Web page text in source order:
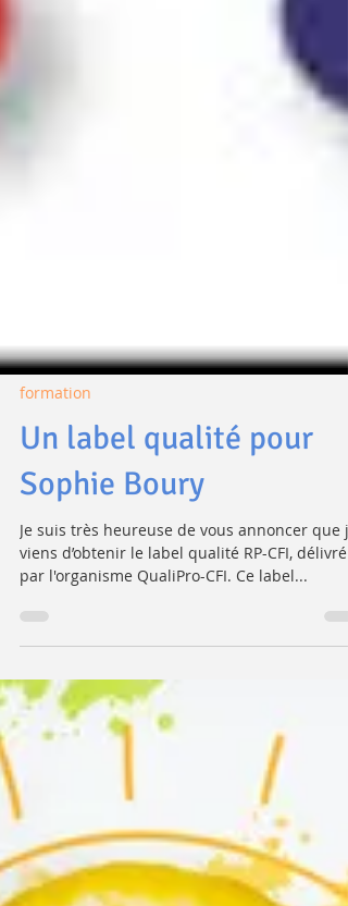
formation
Un label qualité pour
Sophie Boury
Je suis très heureuse de vous annoncer que je
viens d’obtenir le label qualité RP-CFI, délivré
par l'organisme QualiPro-CFI. Ce label...